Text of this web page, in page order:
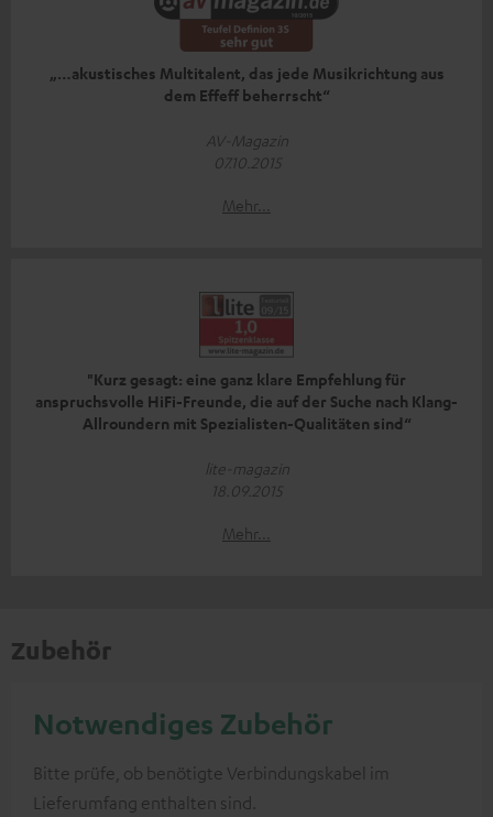
„…akustisches Multitalent, das jede Musikrichtung aus
dem Effeff beherrscht“
AV-Magazin
07.10.2015
Mehr...
"Kurz gesagt: eine ganz klare Empfehlung für
anspruchsvolle HiFi-Freunde, die auf der Suche nach Klang-
Allroundern mit Spezialisten-Qualitäten sind“
lite-magazin
18.09.2015
Mehr...
Zubehör
Notwendiges Zubehör
Bitte prüfe, ob benötigte Verbindungskabel im
Lieferumfang enthalten sind.